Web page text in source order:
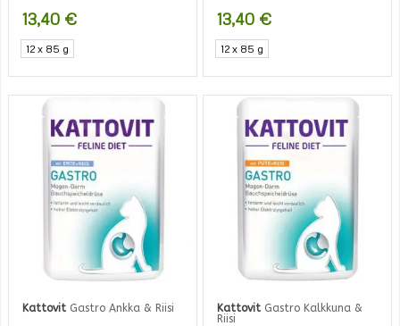
13,40 €
12 x 85 g
13,40 €
12 x 85 g
Kattovit Gastro Ankka & Riisi Kattovit Gastro Kalkkuna &
Riisi